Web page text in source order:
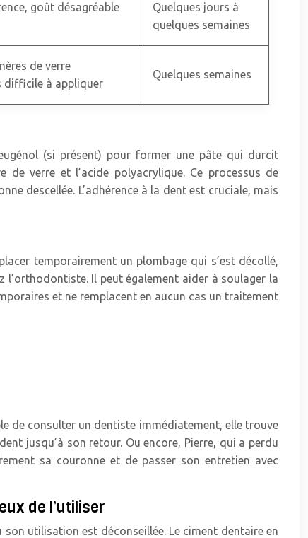
goût désagréable
Quelques jours à
quelques semaines
de verre
difficile à appliquer
Quelques semaines
(si présent) pour former une pâte qui durcit
verre et l’acide polyacrylique. Ce processus de
descellée. L’adhérence à la dent est cruciale, mais
temporairement un plombage qui s’est décollé,
Il peut également aider à soulager la
et ne remplacent en aucun cas un traitement
de consulter un dentiste immédiatement, elle trouve
jusqu’à son retour. Ou encore, Pierre, qui a perdu
sa couronne et de passer son entretien avec
de l’utiliser
utilisation est déconseillée. Le ciment dentaire en